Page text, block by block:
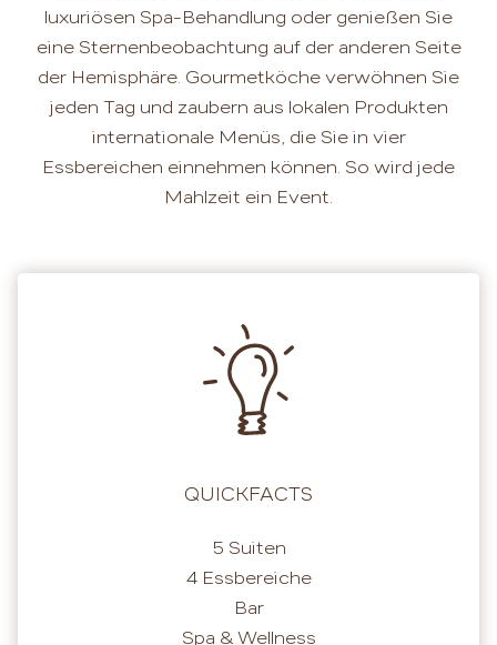
luxuriösen Spa-Behandlung oder genießen Sie
eine Sternenbeobachtung auf der anderen Seite
der Hemisphäre. Gourmetköche verwöhnen Sie
jeden Tag und zaubern aus lokalen Produkten
internationale Menüs, die Sie in vier
Essbereichen einnehmen können. So wird jede
Mahlzeit ein Event.
QUICKFACTS
5 Suiten
4 Essbereiche
Bar
Spa & Wellness